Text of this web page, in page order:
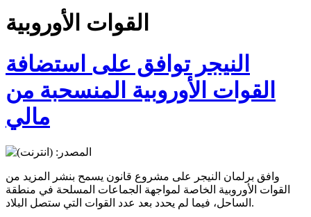
القوات الأوروبية
النيجر توافق على استضافة
القوات الأوروبية المنسحبة من
مالي
وافق برلمان النيجر على مشروع قانون يسمح بنشر المزيد من
القوات الأوروبية الخاصة لمواجهة الجماعات المسلحة في منطقة
الساحل، فيما لم يحدد بعد عدد القوات التي ستصل البلاد.